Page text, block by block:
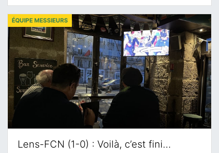
Lens-FCN (1-0) : Voilà, c’est fini…
ÉQUIPE MESSIEURS